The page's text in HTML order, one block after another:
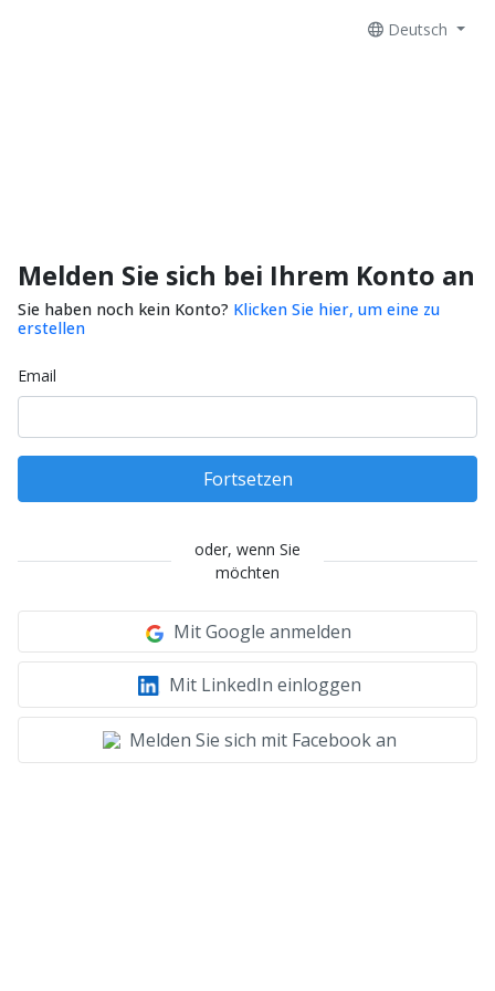
Deutsch
Melden Sie sich bei Ihrem Konto an
Sie haben noch kein Konto? Klicken Sie hier, um eine zu
erstellen
Email
Fortsetzen
oder, wenn Sie
möchten
Mit Google anmelden
Mit LinkedIn einloggen
Melden Sie sich mit Facebook an